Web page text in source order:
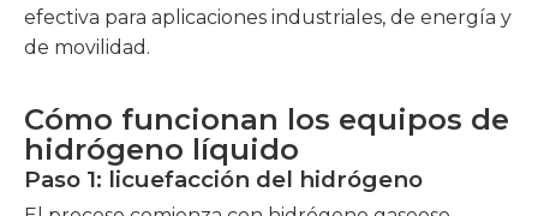
efectiva para aplicaciones industriales, de energía y
de movilidad.
Cómo funcionan los equipos de
hidrógeno líquido
Paso 1: licuefacción del hidrógeno